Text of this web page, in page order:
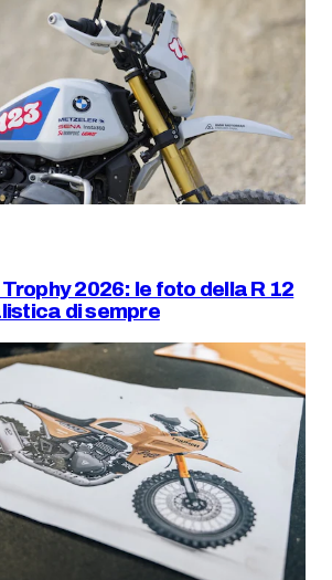
Trophy 2026: le foto della R 12
di sempre